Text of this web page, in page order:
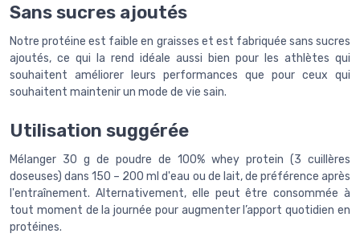
Sans sucres ajoutés
Notre protéine est faible en graisses et est fabriquée sans sucres
ajoutés, ce qui la rend idéale aussi bien pour les athlètes qui
souhaitent améliorer leurs performances que pour ceux qui
souhaitent maintenir un mode de vie sain.
Utilisation suggérée
Mélanger 30 g de poudre de 100% whey protein (3 cuillères
doseuses) dans 150 – 200 ml d'eau ou de lait, de préférence après
l'entraînement. Alternativement, elle peut être consommée à
tout moment de la journée pour augmenter l’apport quotidien en
protéines.